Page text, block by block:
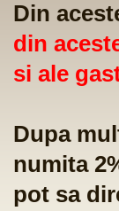
Din
din
si ale
Dupa
numita
pot sa